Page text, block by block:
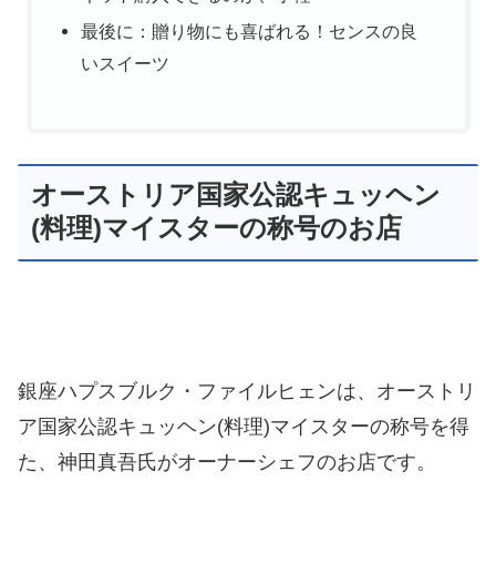
最後に：贈り物にも喜ばれる！センスの良
いスイーツ
オーストリア国家公認キュッヘン
(料理)マイスターの称号のお店
銀座ハプスブルク・ファイルヒェンは、オーストリ
ア国家公認キュッヘン(料理)マイスターの称号を得
た、神田真吾氏がオーナーシェフのお店です。